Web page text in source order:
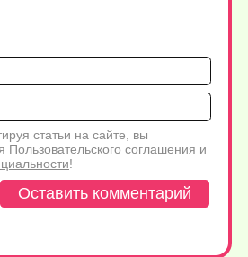
Имя*
статьи на сайте, вы
Пользовательского соглашения и
!